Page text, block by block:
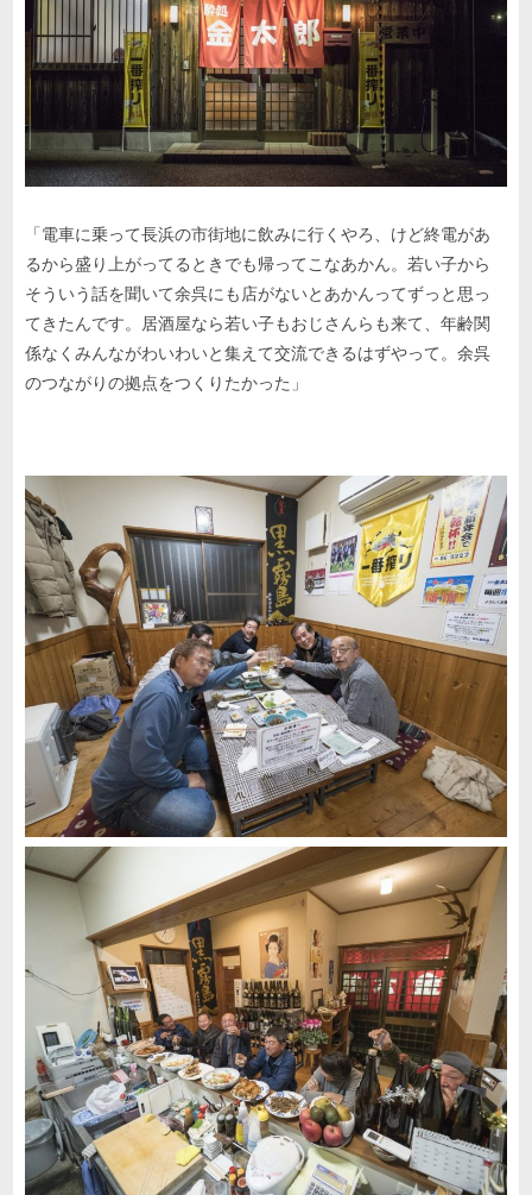
「電車に乗って長浜の市街地に飲みに行くやろ、けど終電があ
るから盛り上がってるときでも帰ってこなあかん。若い子から
そういう話を聞いて余呉にも店がないとあかんってずっと思っ
てきたんです。居酒屋なら若い子もおじさんらも来て、年齢関
係なくみんながわいわいと集えて交流できるはずやって。余呉
のつながりの拠点をつくりたかった」